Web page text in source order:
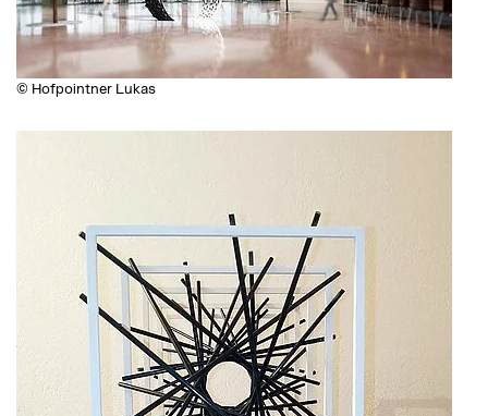
© Hofpointner Lukas